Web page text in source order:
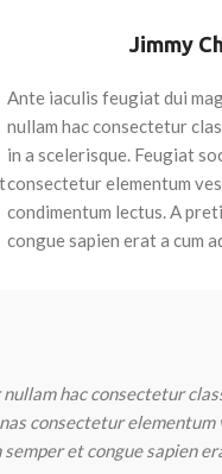
Jimmy
Ante iaculis feugiat dui
nullam hac consectetur
in a scelerisque. Feugiat
consectetur elementum
condimentum lectus. A
congue sapien erat a cum
hac consectetur
consectetur
et congue sapien